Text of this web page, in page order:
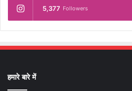
5,377 Followers
हमारे बारे में